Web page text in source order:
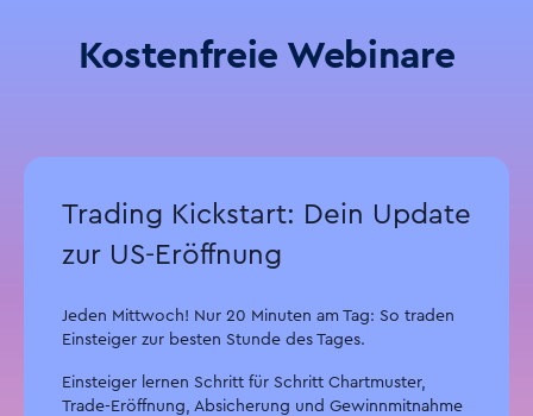
Kostenfreie Webinare
Trading Kickstart: Dein Update
zur US-Eröffnung
Jeden Mittwoch! Nur 20 Minuten am Tag: So traden
Einsteiger zur besten Stunde des Tages.
Einsteiger lernen Schritt für Schritt Chartmuster,
Trade-Eröffnung, Absicherung und Gewinnmitnahme